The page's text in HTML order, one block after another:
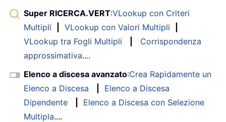
Super RICERCA.VERT:VLookup con Criteri
Multipli
VLookup con Valori Multipli
VLookup tra Fogli Multipli
Corrispondenza
approssimativa....
Elenco a discesa avanzato:Crea Rapidamente un
Elenco a Discesa
Elenco a Discesa
Dipendente
Elenco a Discesa con Selezione
Multipla....